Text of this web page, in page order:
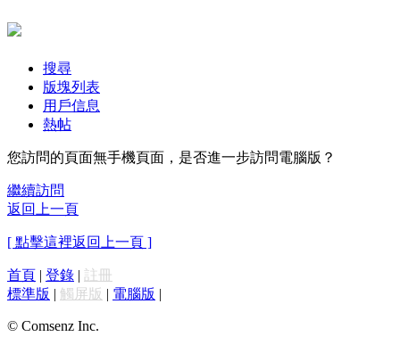
搜尋
版塊列表
用戶信息
熱帖
您訪問的頁面無手機頁面，是否進一步訪問電腦版？
繼續訪問
返回上一頁
[ 點擊這裡返回上一頁 ]
首頁 | 登錄 | 註冊
標準版 | 觸屏版 | 電腦版 |
© Comsenz Inc.